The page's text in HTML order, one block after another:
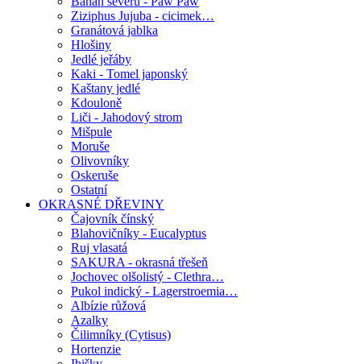
Ziziphus Jujuba - cicimek…
Granátová jablka
Hlošiny
Jedlé jeřáby
Kaki - Tomel japonský
Kaštany jedlé
Kdouloně
Liči - Jahodový strom
Mišpule
Moruše
Olivovníky
Oskeruše
Ostatní
OKRASNÉ DŘEVINY
Čajovník čínský
Blahovičníky - Eucalyptus
Ruj vlasatá
SAKURA - okrasná třešeň
Jochovec olšolistý - Clethra…
Pukol indický - Lagerstroemia…
Albízie růžová
Azalky
Čilimníky (Cytisus)
Hortenzie